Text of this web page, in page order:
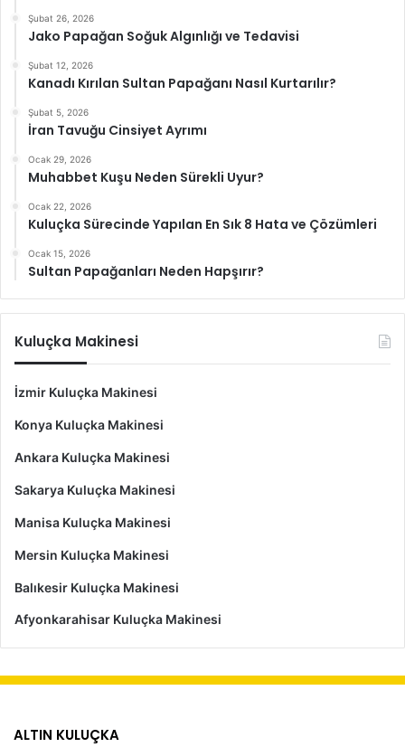
Şubat 26, 2026
Jako Papağan Soğuk Algınlığı ve Tedavisi
Şubat 12, 2026
Kanadı Kırılan Sultan Papağanı Nasıl Kurtarılır?
Şubat 5, 2026
İran Tavuğu Cinsiyet Ayrımı
Ocak 29, 2026
Muhabbet Kuşu Neden Sürekli Uyur?
Ocak 22, 2026
Kuluçka Sürecinde Yapılan En Sık 8 Hata ve Çözümleri
Ocak 15, 2026
Sultan Papağanları Neden Hapşırır?
Kuluçka Makinesi
İzmir Kuluçka Makinesi
Konya Kuluçka Makinesi
Ankara Kuluçka Makinesi
Sakarya Kuluçka Makinesi
Manisa Kuluçka Makinesi
Mersin Kuluçka Makinesi
Balıkesir Kuluçka Makinesi
Afyonkarahisar Kuluçka Makinesi
ALTIN KULUÇKA